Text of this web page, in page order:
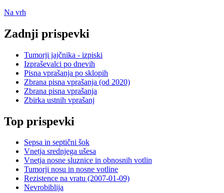
Na vrh
Zadnji prispevki
Tumorji jajčnika - izpiski
Izpraševalci po dnevih
Pisna vprašanja po sklopih
Zbrana pisna vprašanja (od 2020)
Zbrana pisna vprašanja
Zbirka ustnih vprašanj
Top prispevki
Sepsa in septični šok
Vnetja srednjega ušesa
Vnetja nosne sluznice in obnosnih votlin
Tumorji nosu in nosne votline
Rezistence na vratu (2007-01-09)
Nevrobiblija